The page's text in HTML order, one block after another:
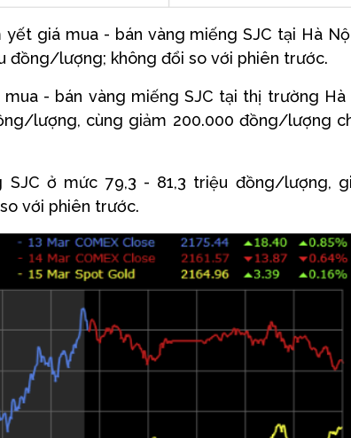
yết giá mua - bán vàng miếng SJC tại Hà
đồng/lượng; không đổi so với phiên trước.
- bán vàng miếng SJC tại thị trường Hà
lượng, cùng giảm 200.000 đồng/lượng
ở mức 79,3 - 81,3 triệu đồng/lượng,
với phiên trước.